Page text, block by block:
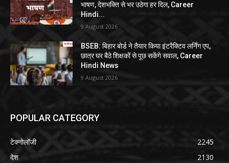
भाषण, देशभक्ति से भर उठेगा हर दिल, Career
Hindi...
9 August 2026
BSEB: बिहार बोर्ड ने तैयार किया इंटरैक्टिव लर्निंग एप,
छात्र घर बैठे शिक्षकों से पूछ सकेंगे सवाल, Career
Hindi News
9 August 2026
POPULAR CATEGORY
टेक्नोलॉजी
2245
देश
2130